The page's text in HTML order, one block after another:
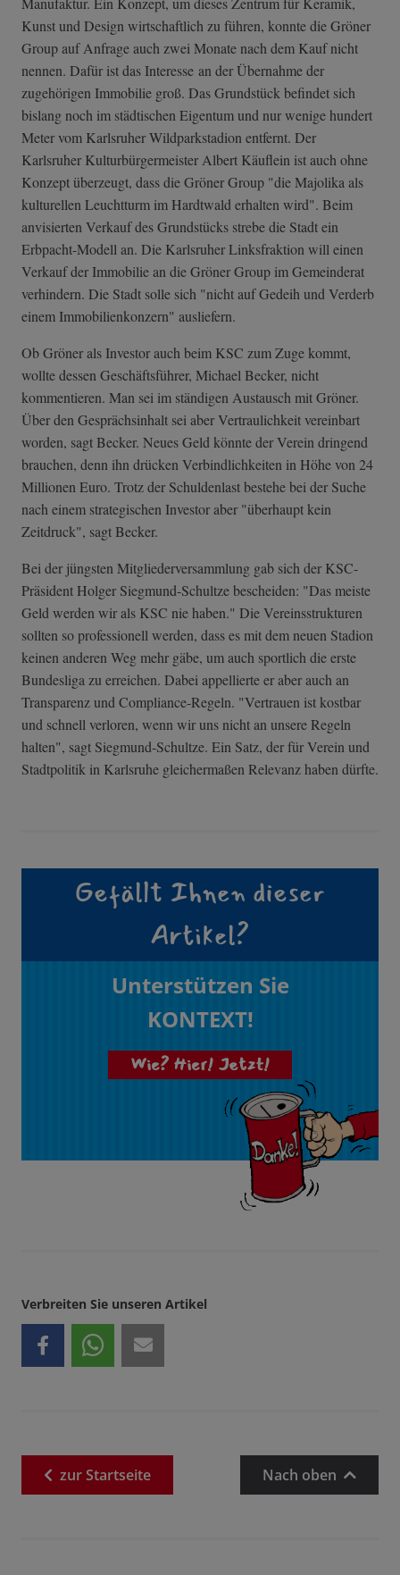
Kunst und Design wirtschaftlich zu führen, konnte die Gröner
Group auf Anfrage auch zwei Monate nach dem Kauf nicht
nennen. Dafür ist das Interesse an der Übernahmeder
zugehörigen Immobilie groß. Das Grundstück befindet sich
bislang noch im städtischen Eigentum und nur wenige hundert
Meter vom Karlsruher Wildparkstadion entfernt. Der
Karlsruher Kulturbürgermeister Albert Käuflein ist auch ohne
Konzept überzeugt, dass die Gröner Group "die Majolika als
kulturellen Leuchtturm im Hardtwald erhalten wird". Beim
anvisierten Verkaufdes Grundstücks strebe die Stadt ein
Erbpacht-Modell an. Die Karlsruher Linksfraktion will einen
Verkauf der Immobilie an die Gröner Group im Gemeinderat
verhindern. Die Stadt solle sich "nicht auf Gedeih und Verderb
einem Immobilienkonzern" ausliefern.
Ob Gröner als Investor auch beim KSC zum Zuge kommt,
wollte dessen Geschäftsführer, Michael Becker, nicht
kommentieren. Man sei im ständigen Austausch mit Gröner.
Über den Gesprächsinhalt sei aber Vertraulichkeit vereinbart
worden, sagt Becker. Neues Geld könnte der Verein dringend
brauchen, denn ihn drücken Verbindlichkeiten in Höhe von 24
Millionen Euro. Trotz der Schuldenlast bestehe bei der Suche
nach einem strategischen Investor aber "überhaupt kein
Zeitdruck", sagt Becker.
Bei der jüngsten Mitgliederversammlung gab sich der KSC-
Präsident Holger Siegmund-Schultze bescheiden: "Das meiste
Geld werden wir als KSC nie haben." Die Vereinsstrukturen
sollten so professionell werden, dass es mit dem neuen Stadion
keinen anderen Weg mehr gäbe, um auch sportlich die erste
Bundesliga zu erreichen. Dabei appellierte er aber auch an
Transparenz und Compliance-Regeln. "Vertrauen ist kostbar
und schnell verloren, wenn wir uns nicht an unsere Regeln
halten", sagt Siegmund-Schultze. Ein Satz, der für Verein und
Stadtpolitik in Karlsruhe gleichermaßen Relevanz haben dürfte.
Gefällt Ihnen dieser
Artikel?
Unterstützen Sie
KONTEXT!
Wie? Hier! Jetzt!
Verbreiten Sie unseren Artikel
zurStartseite Nach oben